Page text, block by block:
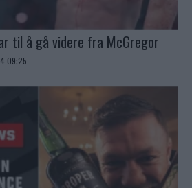
til å gå videre fra McGregor
09:25